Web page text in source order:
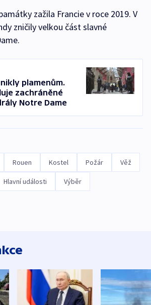
zažila Francie v roce 2019. V
zničily velkou část slavné
plamenům.
zachráněné
Notre Dame
Rouen Kostel Požár Věž
Hlavní události Výběr